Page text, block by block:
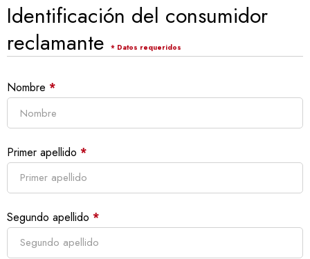
Identificación del consumidor
reclamante* Datos requeridos
Nombre *
Primer apellido *
Segundo apellido *